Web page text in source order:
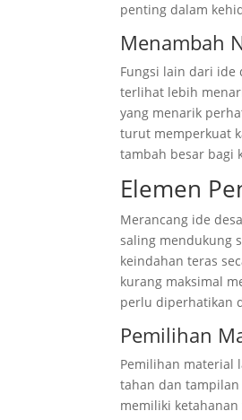
penting dalam
Menambah
Fungsi lain dari ide
terlihat lebih
yang menarik
turut memperkuat
tambah besar bagi
Elemen
Merancang ide
saling mendukung
keindahan teras
kurang maksimal
perlu diperhatikan
Pemilihan
Pemilihan material
tahan dan
memiliki